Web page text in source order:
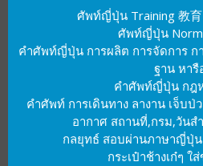
ศัพท์ญี่ปุ่น Training 教
ศัพท์ญี่ปุ่น
คำศัพท์ญี่ปุ่น การผลิต การจัดการ
ฐาน หารื
คำศัพท์ญี่ปุ่น กฎ
คำศัพท์ การเดินทาง ลางาน เจ็บป่
อากาศ สถานที่,กรม,วันส
กลยุทธ์ สอบผ่านภาษาญี่ปุ่น
กระเป๋าช้างเก๋ๆ ใ